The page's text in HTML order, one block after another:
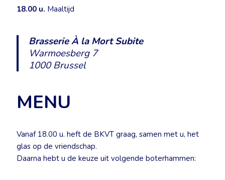
18.00 u. Maaltijd
Brasserie À la Mort Subite
Warmoesberg 7
1000 Brussel
MENU
Vanaf 18.00 u. heft de BKVT graag, samen met u, het
glas op de vriendschap.
Daarna hebt u de keuze uit volgende boterhammen: